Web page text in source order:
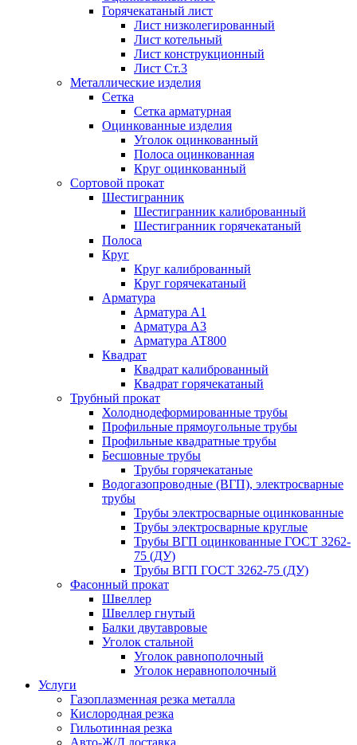
Горячекатаный лист
Лист низколегированный
Лист котельный
Лист конструкционный
Лист Ст.3
Металлические изделия
Сетка
Сетка арматурная
Оцинкованные изделия
Уголок оцинкованный
Полоса оцинкованная
Круг оцинкованный
Сортовой прокат
Шестигранник
Шестигранник калиброванный
Шестигранник горячекатаный
Полоса
Круг
Круг калиброванный
Круг горячекатаный
Арматура
Арматура А1
Арматура А3
Арматура АТ800
Квадрат
Квадрат калиброванный
Квадрат горячекатаный
Трубный прокат
Холоднодеформированные трубы
Профильные прямоугольные трубы
Профильные квадратные трубы
Бесшовные трубы
Трубы горячекатаные
Водогазопроводные (ВГП), электросварные
трубы
Трубы электросварные оцинкованные
Трубы электросварные круглые
Трубы ВГП оцинкованные ГОСТ 3262-
75 (ДУ)
Трубы ВГП ГОСТ 3262-75 (ДУ)
Фасонный прокат
Швеллер
Швеллер гнутый
Балки двутавровые
Уголок стальной
Уголок равнополочный
Уголок неравнополочный
Услуги
Газоплазменная резка металла
Кислородная резка
Гильотинная резка
Авто-Ж/Д доставка